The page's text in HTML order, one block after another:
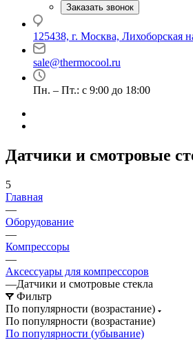
Заказать звонок
125438, г. Москва, Лихоборская
sale@thermocool.ru
Пн. – Пт.: с 9:00 до 18:00
Датчики и смотровые
5
Главная
—
Оборудование
—
Компрессоры
—
Аксессуары для компрессоров
—Датчики и смотровые стекла
Фильтр
По популярности (возрастание)
По популярности (возрастание)
По популярности (убывание)